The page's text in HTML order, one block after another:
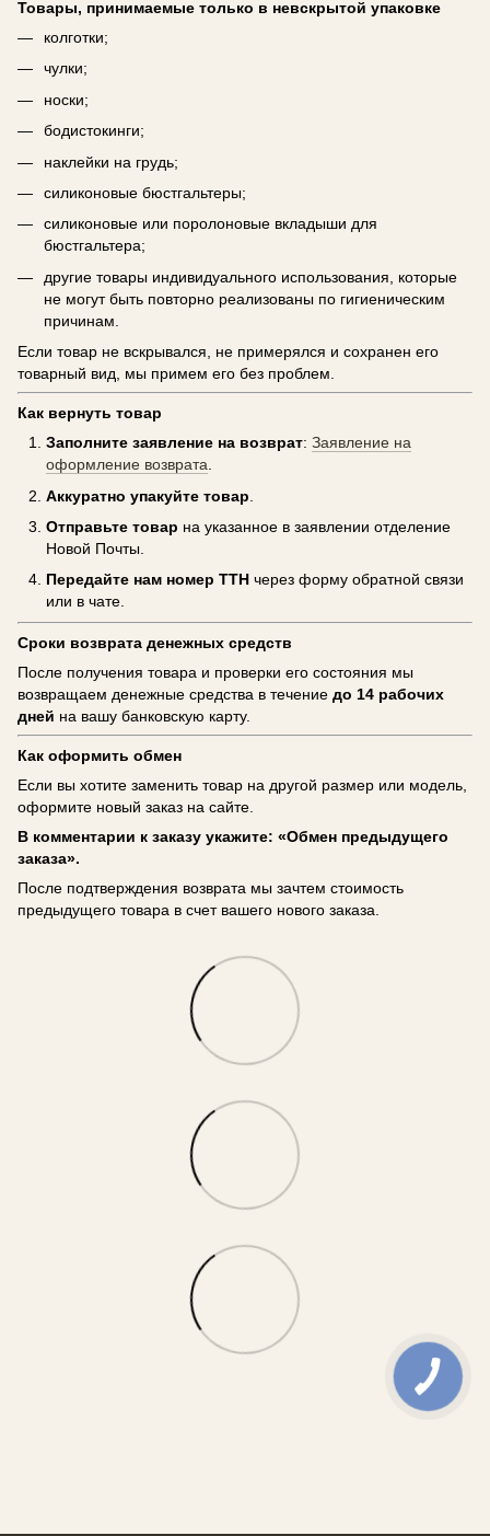
Товары, принимаемые только в невскрытой упаковке
колготки;
чулки;
носки;
бодистокинги;
наклейки на грудь;
силиконовые бюстгальтеры;
силиконовые или поролоновые вкладыши для
бюстгальтера;
другие товары индивидуального использования, которые
не могут быть повторно реализованы по гигиеническим
причинам.
Если товар не вскрывался, не примерялся и сохранен его
товарный вид, мы примем его без проблем.
Как вернуть товар
Заполните заявление на возврат: Заявление на
оформление возврата
Аккуратно упакуйте товар
Отправьте товар на указанное в заявлении отделение
Новой Почты.
Передайте нам номер ТТН через форму обратной связи
или в чате.
Сроки возврата денежных средств
После получения товара и проверки его состояния мы
возвращаем денежные средства в течение до 14 рабочих
дней на вашу банковскую карту.
Как оформить обмен
Если вы хотите заменить товар на другой размер или модель,
оформите новый заказ на сайте.
В комментарии к заказу укажите: «Обмен предыдущего
заказа».
После подтверждения возврата мы зачтем стоимость
предыдущего товара в счет вашего нового заказа.